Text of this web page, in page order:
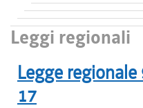
Leggi regionali
Legge regionale
17